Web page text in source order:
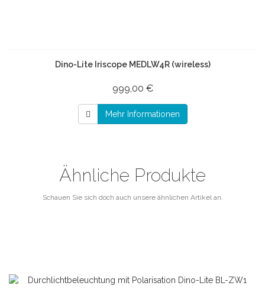
Dino-Lite Iriscope MEDLW4R (wireless)
999,00 €
Mehr Informationen
Ähnliche Produkte
Schauen Sie sich doch auch unsere ähnlichen Artikel an.